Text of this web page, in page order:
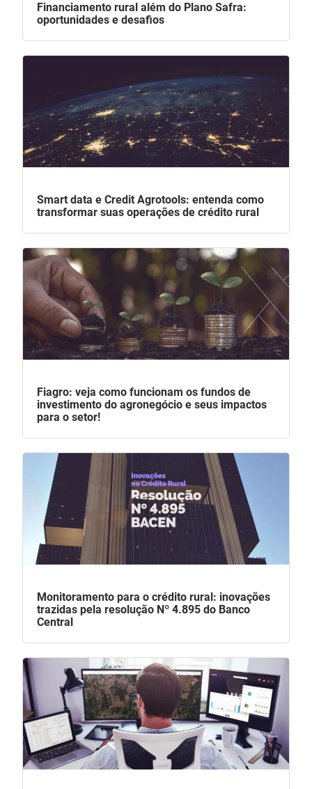
Financiamento rural além do Plano Safra:
oportunidades e desafios
Smart data e Credit Agrotools: entenda como
transformar suas operações de crédito rural
Fiagro: veja como funcionam os fundos de
investimento do agronegócio e seus impactos
para o setor!
Monitoramento para o crédito rural: inovações
trazidas pela resolução Nº 4.895 do Banco
Central